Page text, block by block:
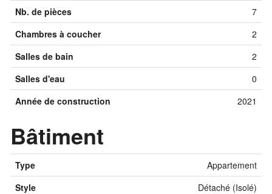
Nb. de pièces
7
Chambres à coucher
2
Salles de bain
2
Salles d'eau
0
Année de construction
2021
Bâtiment
Type
Appartement
Style
Détaché (Isolé)